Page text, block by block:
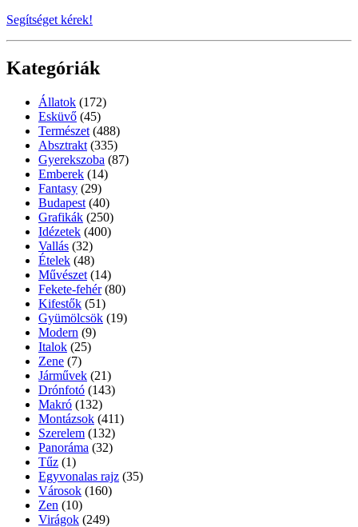
Segítséget kérek!
Kategóriák
Állatok (172)
Esküvő (45)
Természet (488)
Absztrakt (335)
Gyerekszoba (87)
Emberek (14)
Fantasy (29)
Budapest (40)
Grafikák (250)
Idézetek (400)
Vallás (32)
Ételek (48)
Művészet (14)
Fekete-fehér (80)
Kifestők (51)
Gyümölcsök (19)
Modern (9)
Italok (25)
Zene (7)
Járművek (21)
Drónfotó (143)
Makró (132)
Montázsok (411)
Szerelem (132)
Panoráma (32)
Tűz (1)
Egyvonalas rajz (35)
Városok (160)
Zen (10)
Virágok (249)